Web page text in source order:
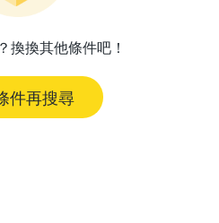
換換其他條件吧！
件再搜尋